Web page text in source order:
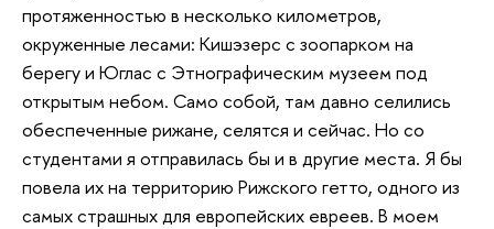
протяженностью в несколько километров,
окруженные лесами: Кишэзерс с зоопарком на
берегу и Юглас с Этнографическим музеем под
открытым небом. Само собой, там давно селились
обеспеченные рижане, селятся и сейчас. Но со
студентами я отправилась бы и в другие места. Я бы
повела их на территорию Рижского гетто, одного из
самых страшных для европейских евреев. В моем